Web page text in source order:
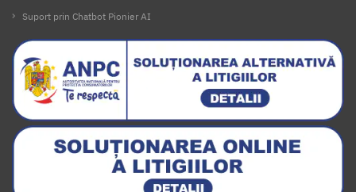
Suport prin Chatbot Pionier AI